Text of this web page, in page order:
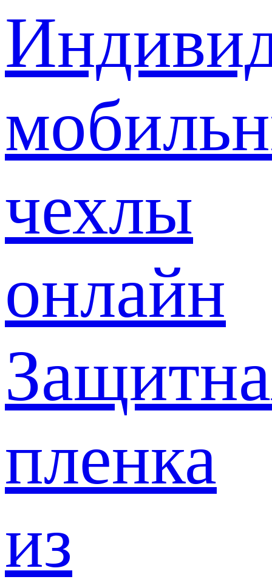
чехлы
онлайн
пленка
из